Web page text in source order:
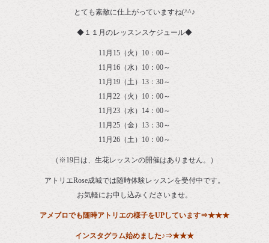
とても素敵に仕上がっていますね(^^♪
◆１１月のレッスンスケジュール◆
11月15（火）10：00～
11月16（水）10：00～
11月19（土）13：30～
11月22（火）10：00～
11月23（水）14：00～
11月25（金）13：30～
11月26（土）10：00～
（※19日は、生花レッスンの開催はありません。）
アトリエRose成城では随時体験レッスンを受付中です。
お気軽にお申し込みくださいませ。
アメブロでも随時アトリエの様子をUPしています⇒★★★
インスタグラム始めました♪⇒★★★